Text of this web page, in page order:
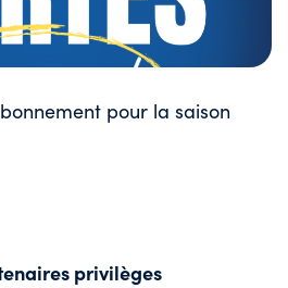
pour la saison
privilèges